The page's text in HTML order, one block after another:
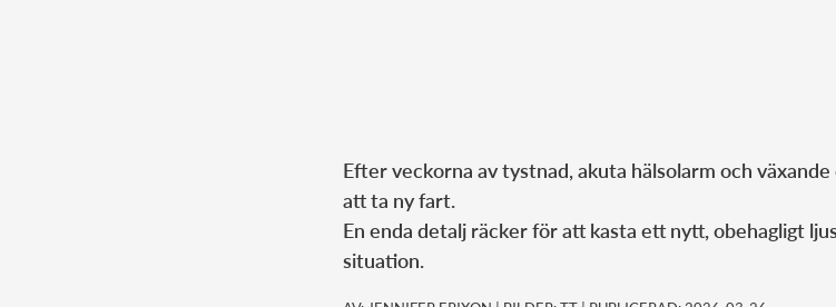
Efter veckorna av tystnad, akuta hälsolarm och
att ta ny fart.
En enda detalj räcker för att kasta ett nytt, obehagligt
situation.